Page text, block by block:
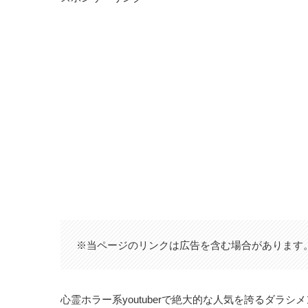
※当ページのリンクは広告を含む場合があります。
心霊ホラー系youtuberで絶大的な人気を誇るダラシメ